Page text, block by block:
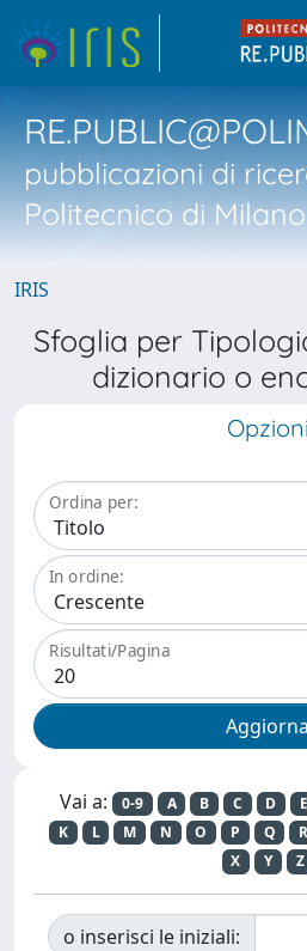
pubblicazioni di
Politecnico di Milano
IRIS
Sfoglia per
dizionario o
Opzioni
Ordina per:
In ordine:
Risultati/Pagina
Vai a: 0-9 A B C D E
K
L M N O P Q R
X
Y Z
o inserisci le iniziali: